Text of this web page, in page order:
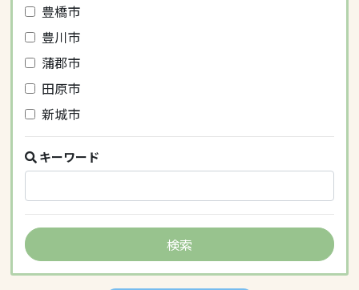
豊橋市
豊川市
蒲郡市
田原市
新城市
キーワード